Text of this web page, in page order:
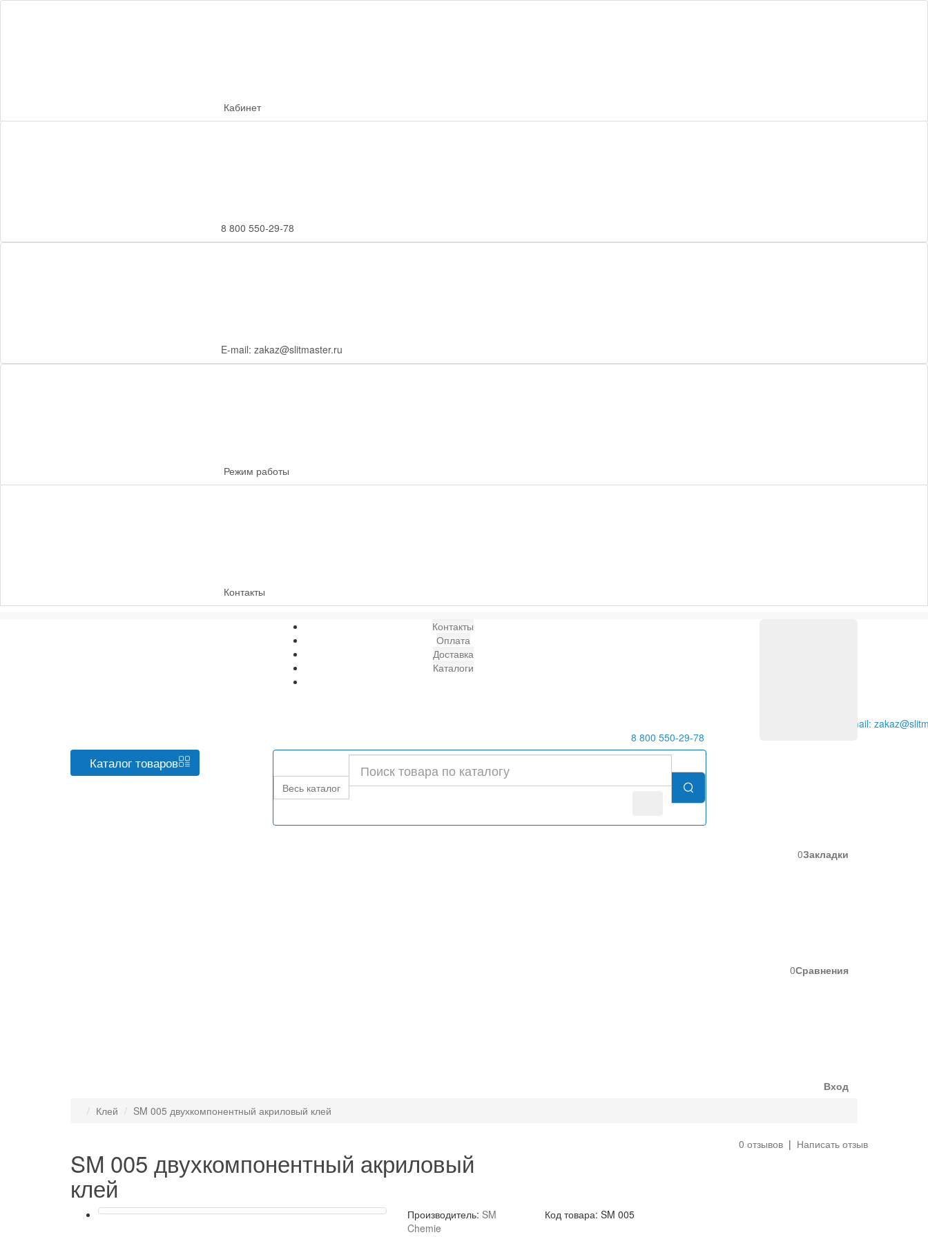
Кабинет
8 800 550-29-78
E-mail: zakaz@slitmaster.ru
Режим работы
Контакты
Контакты
Оплата
Доставка
Каталоги
E-mail:
8 800 550-29-78
Каталог товаров
Весь каталог
0Закладки
0Сравнения
Вход
Клей
SM 005 двухкомпонентный акриловый клей
SM 005 двухкомпонентный акриловый
клей
0 отзывов | Написать отзыв
Производитель: SM
Chemie
Код товара: SM 005